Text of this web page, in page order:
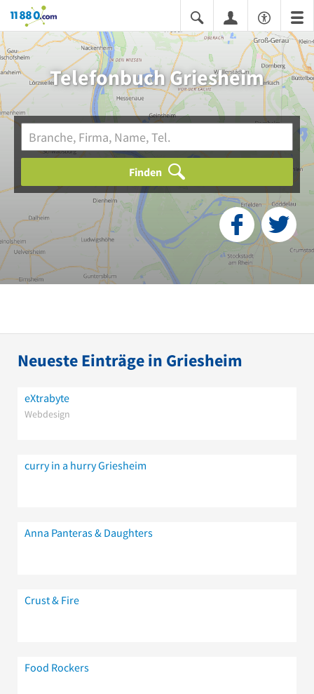
11880.com
Telefonbuch Griesheim
Finden
Neueste Einträge in Griesheim
eXtrabyte
Webdesign
curry in a hurry Griesheim
Anna Panteras & Daughters
Crust & Fire
Food Rockers